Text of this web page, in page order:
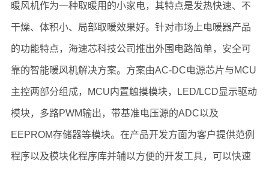
暖风机作为一种取暖用的小家电，其特点是发热快速、不
干燥、体积小、局部取暖效果好。针对市场上电暖器产品
的功能特点，海速芯科技公司推出外围电路简单，安全可
靠的智能暖风机解决方案。方案由AC-DC电源芯片与MCU
主控两部分组成，MCU内置触摸模块，LED/LCD显示驱动
模块，多路PWM输出，带基准电压源的ADC以及
EEPROM存储器等模块。在产品开发方面为客户提供范例
程序以及模块化程序库并辅以方便的开发工具，可以快速